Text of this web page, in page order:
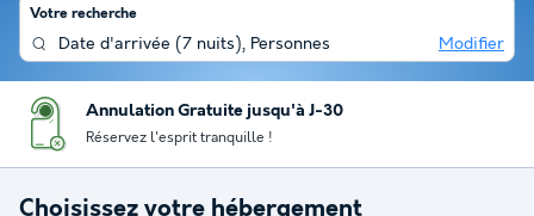
Votre recherche
Date d'arrivée (7 nuits), Personnes Modifier
Annulation Gratuite jusqu'à J-30
Réservez l'esprit tranquille !
Choisissez votre hébergement